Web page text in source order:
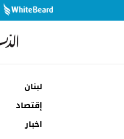
لبنان
إقتصاد
اخبار